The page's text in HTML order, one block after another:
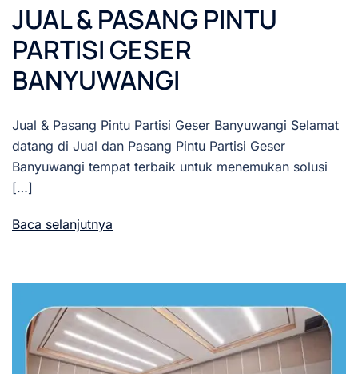
JUAL & PASANG PINTU
PARTISI GESER
BANYUWANGI
Jual & Pasang Pintu Partisi Geser Banyuwangi Selamat
datang di Jual dan Pasang Pintu Partisi Geser
Banyuwangi tempat terbaik untuk menemukan solusi
[…]
Baca selanjutnya